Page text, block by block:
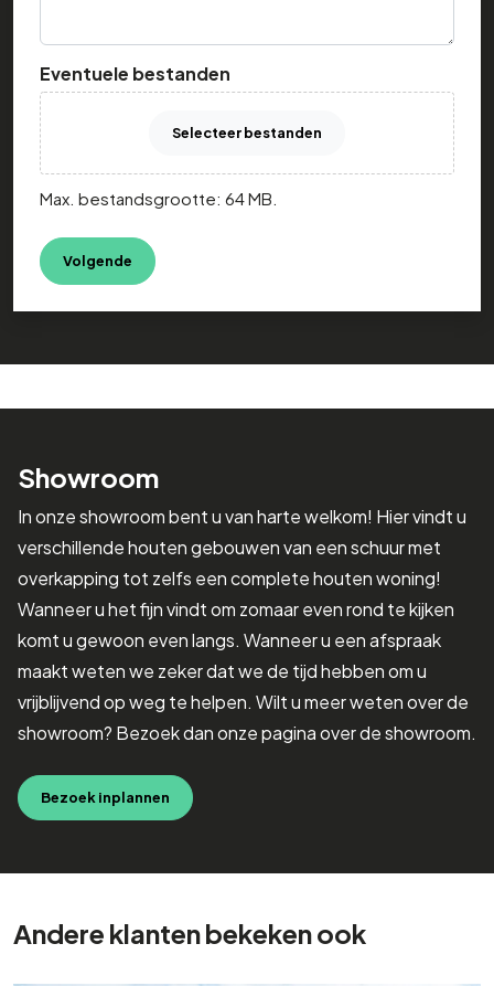
Eventuele bestanden
Selecteer bestanden
Max. bestandsgrootte: 64 MB.
Showroom
In onze showroom bent u van harte welkom! Hier vindt u
verschillende houten gebouwen van een schuur met
overkapping tot zelfs een complete houten woning!
Wanneer u het fijn vindt om zomaar even rond te kijken
komt u gewoon even langs. Wanneer u een afspraak
maakt weten we zeker dat we de tijd hebben om u
vrijblijvend op weg te helpen. Wilt u meer weten over de
showroom? Bezoek dan onze pagina over de showroom.
Bezoek inplannen
Andere klanten bekeken ook